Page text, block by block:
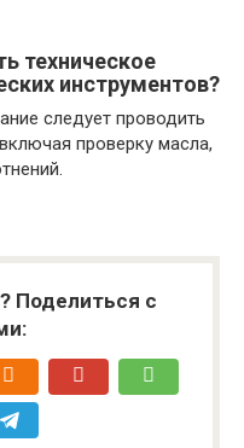
техническое
инструментов?
следует проводить
проверку масла,
Поделиться с